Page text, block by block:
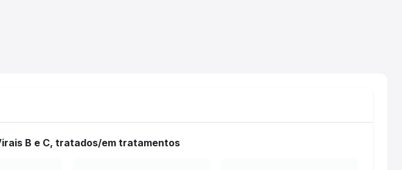
B e C, tratados/em tratamentos